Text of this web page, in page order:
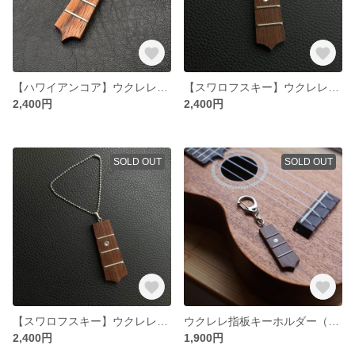
2,400円
2,400円
SOLD OUT
2,400円
SOLD OUT
1,900円